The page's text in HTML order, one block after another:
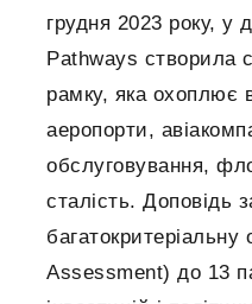
грудня 2023 року, у
Pathways створила
рамку, яка охоплює
аеропорти,
обслуговування,
сталість. Доповідь
Assessment) до 13